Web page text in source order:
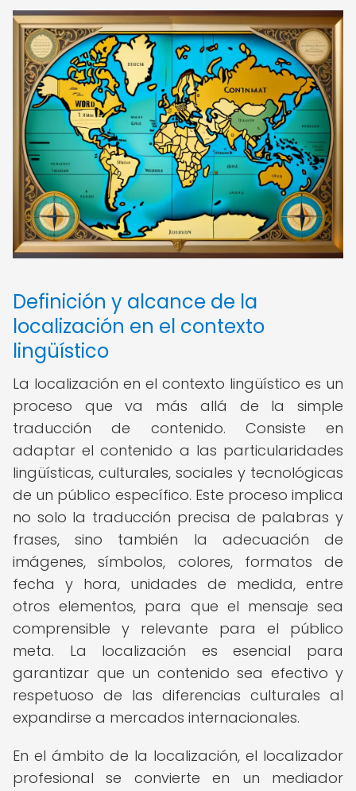
Definición y alcance de la
localización en el contexto
lingüístico
La localización en el contexto lingüístico es un
proceso que va más allá de la simple
traducción de contenido. Consiste en
adaptar el contenido a las particularidades
lingüísticas, culturales, sociales y tecnológicas
de un público específico. Este proceso implica
no solo la traducción precisa de palabras y
frases, sino también la adecuación de
imágenes, símbolos, colores, formatos de
fecha y hora, unidades de medida, entre
otros elementos, para que el mensaje sea
comprensible y relevante para el público
meta. La localización es esencial para
garantizar que un contenido sea efectivo y
respetuoso de las diferencias culturales al
expandirse a mercados internacionales.
En el ámbito de la localización, el localizador
profesional se convierte en un mediador